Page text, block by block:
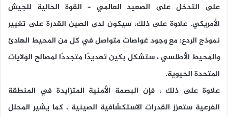
على التدخل على الصعيد العالمي – القوة الحالية للجيش
الأمريكي. علاوة على ذلك، سيكون لدى الصين القدرة على تغيير
نموذج الردع: مع وجود غواصات متواصل في كل من المحيط الهادئ
والمحيط الأطلسي ، ستشكل بكين تهديدًا متجددًا لمصالح الولايات
المتحدة الحيوية.
علاوة على ذلك ، فإن البصمة الأمنية المتزايدة في المنطقة
الفرعية ستعزز القدرات الاستكشافية الصينية ، كما يشير المحلل